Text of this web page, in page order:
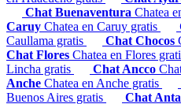
Chat Buenaventura Chatea
Caruy Chatea en Caruy gratis
Caullama gratis
Chat Chocos
Chat Flores Chatea en Flores
Lincha gratis
Chat Ancco
Anche Chatea en Anche gratis
Buenos Aires gratis
Chat Anta